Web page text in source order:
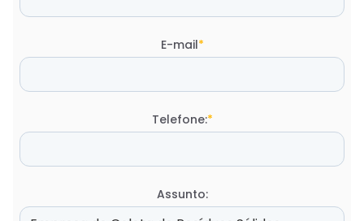
E-mail*
Telefone:*
Assunto: